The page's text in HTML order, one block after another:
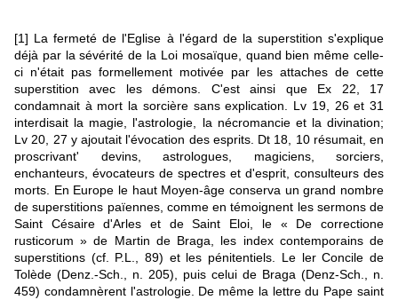
[1] La fermeté de l'Eglise à l'égard de la superstition s'explique
déjà par la sévérité de la Loi mosaïque, quand bien même celle-
ci n'était pas formellement motivée par les attaches de cette
superstition avec les démons. C'est ainsi que Ex 22, 17
condamnait à mort la sorcière sans explication. Lv 19, 26 et 31
interdisait la magie, l'astrologie, la nécromancie et la divination;
Lv 20, 27 y ajoutait l'évocation des esprits. Dt 18, 10 résumait, en
proscrivant' devins, astrologues, magiciens, sorciers,
enchanteurs, évocateurs de spectres et d'esprit, consulteurs des
morts. En Europe le haut Moyen-âge conserva un grand nombre
de superstitions païennes, comme en témoignent les sermons de
Saint Césaire d'Arles et de Saint Eloi, le « De correctione
rusticorum » de Martin de Braga, les index contemporains de
superstitions (cf. P.L., 89) et les pénitentiels. Le ler Concile de
Tolède (Denz.-Sch., n. 205), puis celui de Braga (Denz-Sch., n.
459) condamnèrent l'astrologie. De même la lettre du Pape saint